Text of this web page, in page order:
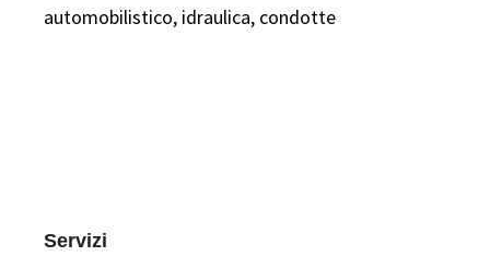
automobilistico, idraulica, condotte
Servizi